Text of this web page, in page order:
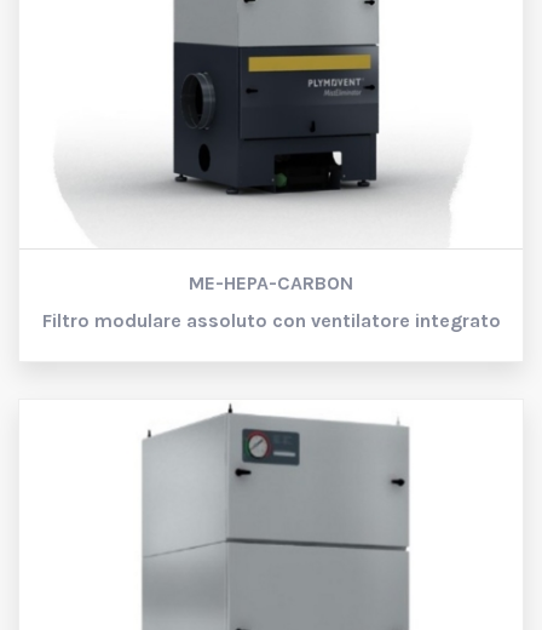
ME-HEPA-CARBON
Filtro modulare assoluto con ventilatore integrato